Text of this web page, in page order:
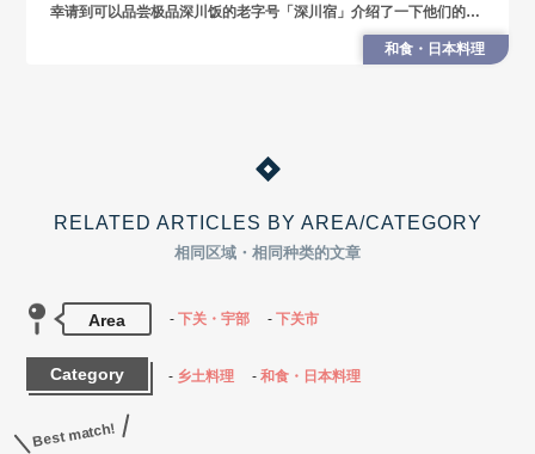
幸请到可以品尝极品深川饭的老字号「深川宿」介绍了一下他们的特
和食・日本料理
RELATED ARTICLES BY AREA/CATEGORY
相同区域・相同种类的文章
Area 下关・宇部 下关市
Category 乡土料理 和食・日本料理
Best match!